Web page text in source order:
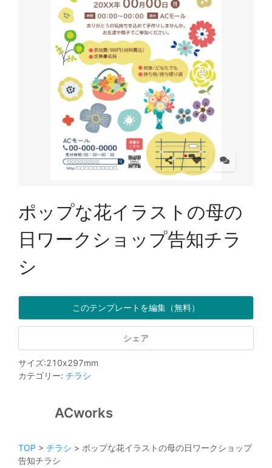
ポップな花イラストの母の
日ワークショップ告知チラ
シ
このテンプレートを編集（無料）
シェア
サイズ:210x297mm
カテゴリー: チラシ
ACworks
TOP > チラシ > ポップな花イラストの母の日ワークショップ
告知チラシ